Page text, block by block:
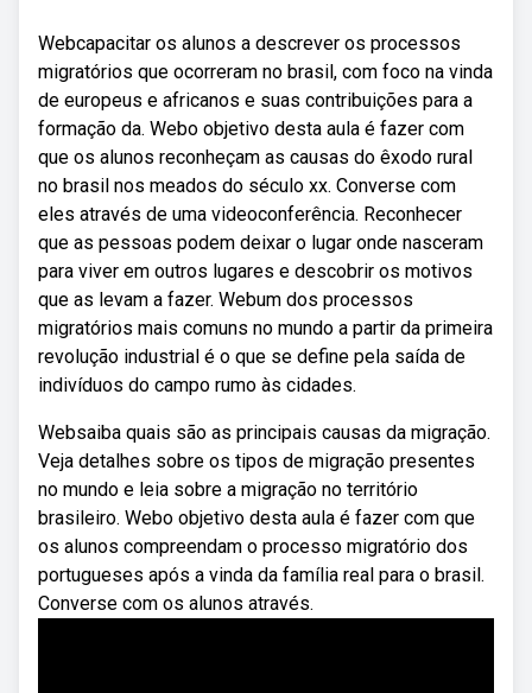
Webcapacitar os alunos a descrever os processos
migratórios que ocorreram no brasil, com foco na vinda
de europeus e africanos e suas contribuições para a
formação da. Webo objetivo desta aula é fazer com
que os alunos reconheçam as causas do êxodo rural
no brasil nos meados do século xx. Converse com
eles através de uma videoconferência. Reconhecer
que as pessoas podem deixar o lugar onde nasceram
para viver em outros lugares e descobrir os motivos
que as levam a fazer. Webum dos processos
migratórios mais comuns no mundo a partir da primeira
revolução industrial é o que se define pela saída de
indivíduos do campo rumo às cidades.
Websaiba quais são as principais causas da migração.
Veja detalhes sobre os tipos de migração presentes
no mundo e leia sobre a migração no território
brasileiro. Webo objetivo desta aula é fazer com que
os alunos compreendam o processo migratório dos
portugueses após a vinda da família real para o brasil.
Converse com os alunos através.